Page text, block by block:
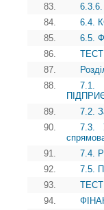
83.
84.
6.4.
85.
6.5.
86.
87.
88.
7.1.
89.
7.2.
90.
7.3.
91.
7.4.
92.
7.5.
93.
94.